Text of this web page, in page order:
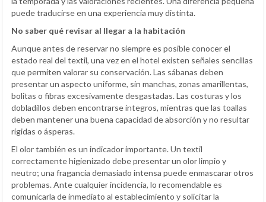
puede traducirse en una experiencia muy distinta.
No saber qué revisar al llegar a la habitación
Aunque antes de reservar no siempre es posible conocer el
estado real del textil, una vez en el hotel existen señales sencillas
que permiten valorar su conservación. Las sábanas deben
presentar un aspecto uniforme, sin manchas, zonas amarillentas,
bolitas o fibras excesivamente desgastadas. Las costuras y los
dobladillos deben encontrarse íntegros, mientras que las toallas
deben mantener una buena capacidad de absorción y no resultar
rígidas o ásperas.
El olor también es un indicador importante. Un textil
correctamente higienizado debe presentar un olor limpio y
neutro; una fragancia demasiado intensa puede enmascarar otros
problemas. Ante cualquier incidencia, lo recomendable es
comunicarla de inmediato al establecimiento y solicitar la